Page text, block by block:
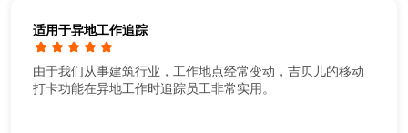
适用于异地工作追踪
由于我们从事建筑行业，工作地点经常变动，吉贝儿的移动
打卡功能在异地工作时追踪员工非常实用。